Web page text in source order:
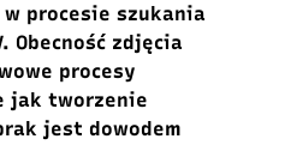
procesie szukania
Obecność zdjęcia
procesy
jak tworzenie
jest dowodem